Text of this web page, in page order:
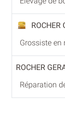
ROCHER
Grossiste en
ROCHER
Réparation